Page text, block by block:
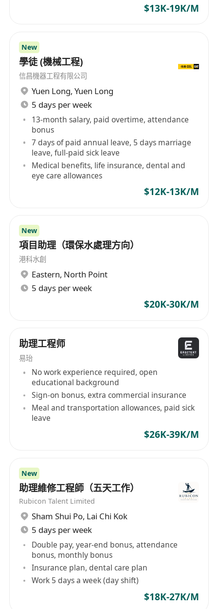
持有機械/樓宇服務工程師的註冊電工B(0)級或以
良好的溝通能力和團隊合作精神。
熟練使用工程設計軟件及辦公軟件
$13K-19K/M
New
學徒 (機械工程)
信昌機器工程有限公司
Yuen Long, Yuen Long
5 days per week
13-month salary, paid overtime, attendance
bonus
7 days of paid annual leave, 5 days marriage
leave, full-paid sick leave
Medical benefits, life insurance, dental and
eye care allowances
$12K-13K/M
New
項目助理（環保水處理方向）
港科水創
Eastern, North Point
5 days per week
$20K-30K/M
助理工程师
易珆
No work experience required, open
educational background
Sign-on bonus, extra commercial insurance
Meal and transportation allowances, paid sick
leave
$26K-39K/M
New
助理維修工程師（五天工作）
Rubicon Talent Limited
Sham Shui Po, Lai Chi Kok
5 days per week
Double pay, year-end bonus, attendance
bonus, monthly bonus
Insurance plan, dental care plan
Work 5 days a week (day shift)
$18K-27K/M